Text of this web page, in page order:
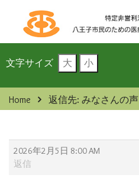
文字サイズ 大 小
Home 返信先: みなさんの声
2026年2月5日 8:00 AM
返信